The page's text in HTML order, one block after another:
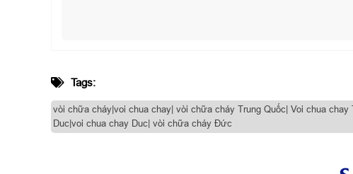
Tags:
vòi chữa cháy|voi chua chay| vòi chữa cháy Trung Quốc| Voi chua
Duc|voi chua chay Duc| vòi chữa cháy Đức